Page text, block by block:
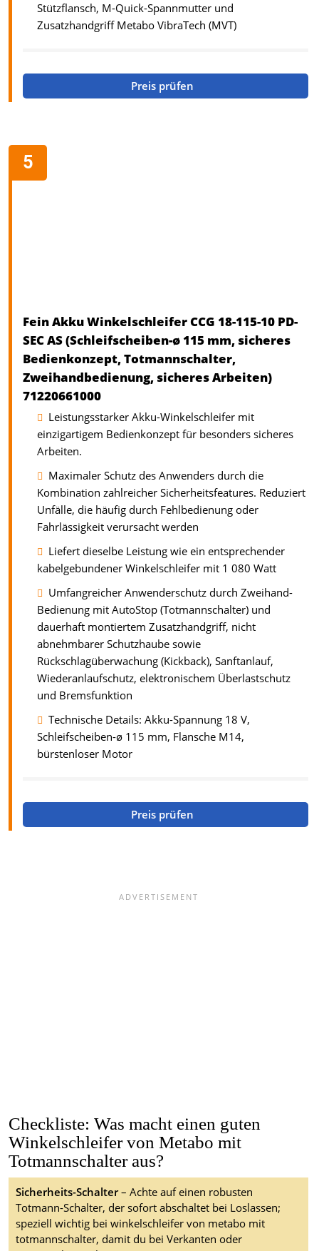
Stützflansch, M-Quick-Spannmutter und
Zusatzhandgriff Metabo VibraTech (MVT)
Preis prüfen
Fein Akku Winkelschleifer CCG 18-115-10 PD-
SEC AS (Schleifscheiben-ø 115 mm, sicheres
Bedienkonzept, Totmannschalter,
Zweihandbedienung, sicheres Arbeiten)
71220661000
Leistungsstarker Akku-Winkelschleifer mit
einzigartigem Bedienkonzept für besonders sicheres
Arbeiten.
Maximaler Schutz des Anwenders durch die
Kombination zahlreicher Sicherheitsfeatures. Reduziert
Unfälle, die häufig durch Fehlbedienung oder
Fahrlässigkeit verursacht werden
Liefert dieselbe Leistung wie ein entsprechender
kabelgebundener Winkelschleifer mit 1 080 Watt
Umfangreicher Anwenderschutz durch Zweihand-
Bedienung mit AutoStop (Totmannschalter) und
dauerhaft montiertem Zusatzhandgriff, nicht
abnehmbarer Schutzhaube sowie
Rückschlagüberwachung (Kickback), Sanftanlauf,
Wiederanlaufschutz, elektronischem Überlastschutz
und Bremsfunktion
Technische Details: Akku-Spannung 18 V,
Schleifscheiben-ø 115 mm, Flansche M14,
bürstenloser Motor
Preis prüfen
Checkliste: Was macht einen guten
Winkelschleifer von Metabo mit
Totmannschalter aus?
Sicherheits-Schalter– Achte auf einen robusten
Totmann-Schalter, der sofort abschaltet bei Loslassen;
speziell wichtig bei winkelschleifer von metabo mit
totmannschalter, damit du bei Verkanten oder